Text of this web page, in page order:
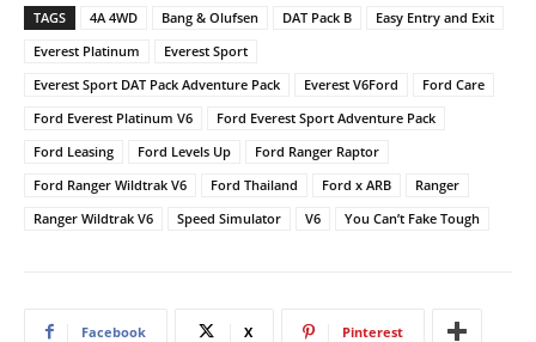
TAGS 4A 4WD Bang & Olufsen DAT Pack B
Easy Entry and Exit
Everest Platinum
Everest Sport
Everest Sport DAT Pack Adventure Pack
Everest V6Ford
Ford Care
Ford Everest Platinum V6
Ford Everest Sport Adventure Pack
Ford Leasing
Ford Levels Up
Ford Ranger Raptor
Ford Ranger Wildtrak V6
Ford Thailand Ford x ARB
Ranger
Ranger Wildtrak V6
Speed Simulator V6 You Can’t Fake Tough
Facebook X Pinterest